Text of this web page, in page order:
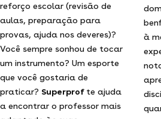
reforço escolar (revisão de
aulas, preparação para
provas, ajuda nos deveres)?
Você sempre sonhou de tocar
um instrumento? Um esporte
que você gostaria de
praticar? Superprof te ajuda
a encontrar o professor mais
à